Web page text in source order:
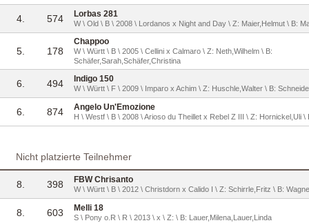
4. 574 Lorbas 281
W \ Old \ B \ 2008 \ Lordanos x Night and Day \ Z: Maier,Helmut \ B:
5. 178
Chappoo
W \ Württ \ B \ 2005 \ Cellini x Calmaro \ Z: Neth,Wilhelm \ B:
Schäfer,Sarah,Schäfer,Christina
6. 494 Indigo 150
W \ Württ \ F \ 2009 \ Imparo x Achim \ Z: Huschle,Walter \ B:
6. 874 Angelo Un'Emozione
H \ Westf \ B \ 2008 \ Arioso du Theillet x Rebel Z III \ Z: Hornickel,Uli \
Nicht platzierte Teilnehmer
8. 398 FBW Chrisanto
W \ Württ \ B \ 2012 \ Christdorn x Calido I \ Z: Schirrle,Fritz \ B:
8. 603 Melli 18
S \ Pony o.R \ R \ 2013 \ x \ Z: \ B: Lauer,Milena,Lauer,Linda